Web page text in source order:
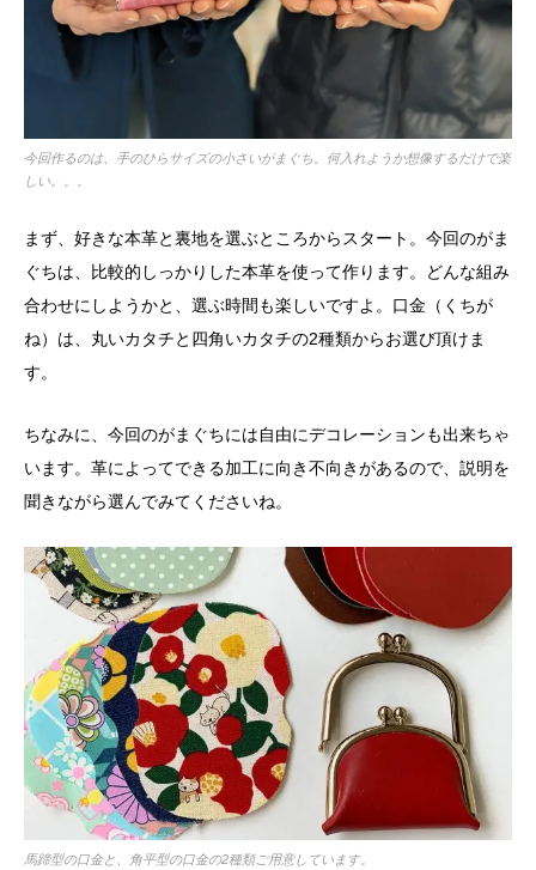
今回作るのは、手のひらサイズの小さいがまぐち。何入れようか想像するだけで楽
しい。。。
まず、好きな本革と裏地を選ぶところからスタート。今回のがま
ぐちは、比較的しっかりした本革を使って作ります。どんな組み
合わせにしようかと、選ぶ時間も楽しいですよ。口金（くちが
ね）は、丸いカタチと四角いカタチの2種類からお選び頂けま
す。
ちなみに、今回のがまぐちには自由にデコレーションも出来ちゃ
います。革によってできる加工に向き不向きがあるので、説明を
聞きながら選んでみてくださいね。
馬蹄型の口金と、角平型の口金の2種類ご用意しています。